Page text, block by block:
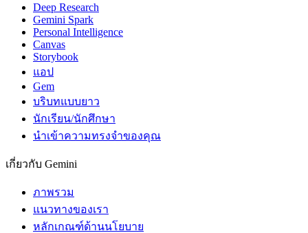
Deep Research
Gemini Spark
Personal Intelligence
Canvas
Storybook
แอป
Gem
บริบทแบบยาว
นักเรียน/นักศึกษา
นำเข้าความทรงจำของคุณ
เกี่ยวกับ Gemini
ภาพรวม
แนวทางของเรา
หลักเกณฑ์ด้านนโยบาย